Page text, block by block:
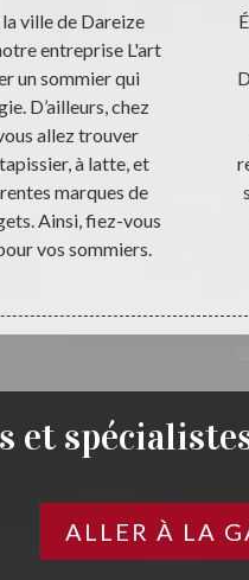
la ville de Dareize
entreprise L'art
un sommier qui
D’ailleurs, chez
allez trouver
à latte, et
marques de
Ainsi, fiez-vous
vos sommiers.
et
ALLER À LA